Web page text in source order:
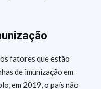
fatores que estão
de imunização em
em 2019, o país não